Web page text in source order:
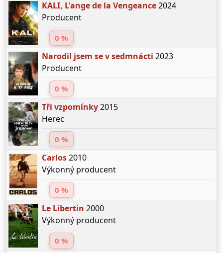
KALI, L'ange de la Vengeance2024
Producent
0 %
Narodil jsem se v sedmnácti 2023
Producent
0 %
Tři vzpomínky2015
Herec
0 %
Carlos2010
Výkonný producent
0 %
Le Libertin 2000
Výkonný producent
0 %